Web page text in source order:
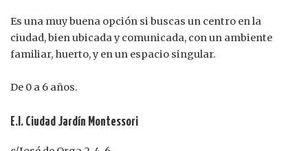
Es una muy buena opción si buscas un centro en la
ciudad, bien ubicada y comunicada, con un ambiente
familiar, huerto, y en un espacio singular.
De 0 a 6 años.
E.I. Ciudad Jardín Montessori